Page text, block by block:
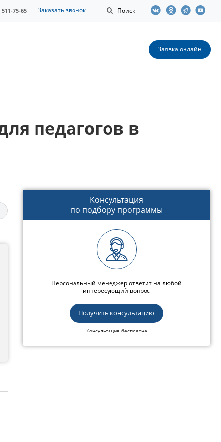
Поиск
511-75-65 Заказать звонок
Заявка онлайн
педагогов в
Консультация
по подбору программы
Персональный менеджер ответит на любой
интересующий вопрос
Получить консультацию
Консультация бесплатна